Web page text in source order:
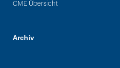
CME Übersicht
Archiv